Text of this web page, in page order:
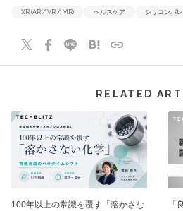
XR (AR / VR / MR) ヘルスケア シリコンバ
RELATED
100年以上の常識を覆す「溶かさな
「